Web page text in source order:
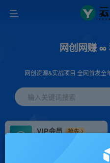
网创网赚 ∞
网创资源&实战项目 全网首发
输入关键词搜索
VIP会员
抢先